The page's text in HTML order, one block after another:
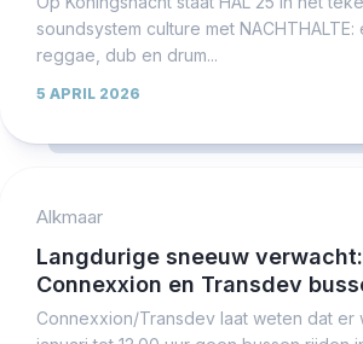
soundsystem culture met
reggae, dub en drum...
5 APRIL 2026
Alkmaar
Langdurige sneeuw
Connexxion en Transdev
Connexxion/Transdev laat weten dat er